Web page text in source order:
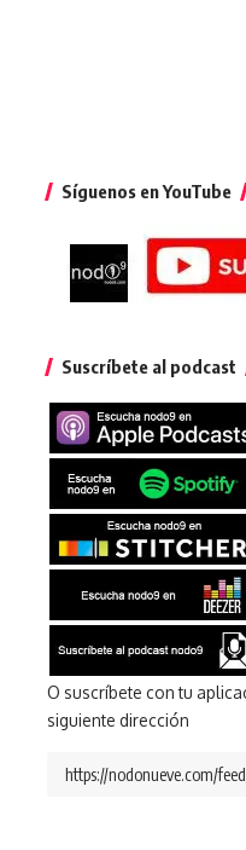
Síguenos en YouTube
Suscríbete al podcast
O suscríbete con tu
siguiente dirección